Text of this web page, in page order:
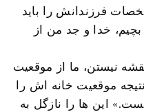
فرزندانش را باید
خدا و جد من از
نیستن، ما از موقعیت
نتیجه موقعیت خانه اش را
این ها را نازگل به